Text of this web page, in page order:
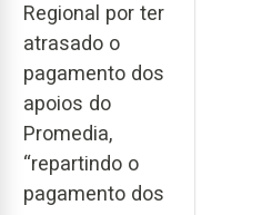
Regional por ter
atrasado o
pagamento dos
apoios do
Promedia,
“repartindo o
pagamento dos